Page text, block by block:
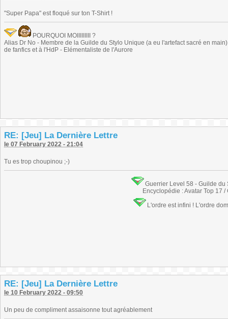
"Super Papa" est floqué sur ton T-Shirt !
POURQUOI MOIIIIIIIII ?
Alias Dr No - Membre de la Guilde du Stylo Unique (a eu l'artefact sacré en
de fanfics et à l'HdP - Elémentaliste de l'Aurore
RE: [Jeu] La Dernière Lettre
le 07 February 2022 - 21:04
Tu es trop choupinou ;-)
Guerrier Level 58 - Guilde
Encyclopédie : Avatar Top 17 /
L'ordre est infini ! L'ordre
RE: [Jeu] La Dernière Lettre
le 10 February 2022 - 09:50
Un peu de compliment assaisonne tout agréablement